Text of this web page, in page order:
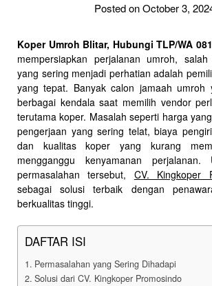
Posted on October 3,
Koper Umroh Blitar, Hubungi TLP/WA
mempersiapkan perjalanan umroh,
yang sering menjadi perhatian adalah
yang tepat. Banyak calon jamaah umroh
berbagai kendala saat memilih vendor
terutama koper. Masalah seperti harga
pengerjaan yang sering telat, biaya
dan kualitas koper yang kurang
mengganggu kenyamanan perjalanan.
permasalahan tersebut, CV. Kingkoper
sebagai solusi terbaik dengan
berkualitas tinggi.
DAFTAR ISI
Permasalahan yang Sering Dihadapi
Solusi dari CV. Kingkoper Promosindo